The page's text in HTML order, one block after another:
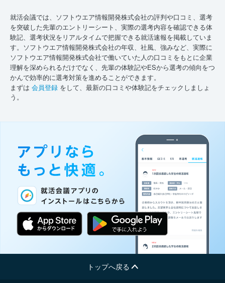
就活会議では、ソフトウエア情報開発株式会社の評判や口コミ、選考
を突破した先輩のエントリーシート、実際の選考内容を確認できる体
験記、選考状況をリアルタイムで把握できる就活速報を掲載していま
す。ソフトウエア情報開発株式会社の年収、社風、強みなど、実際に
ソフトウエア情報開発株式会社で働いていた人の口コミをもとに企業
理解を深められるだけでなく、先輩の体験記やESから選考の傾向をつ
かんで効率的に選考対策を進めることができます。
まずは 会員登録 をして、最新の口コミや体験記をチェックしましょ
う。
トップへ戻る